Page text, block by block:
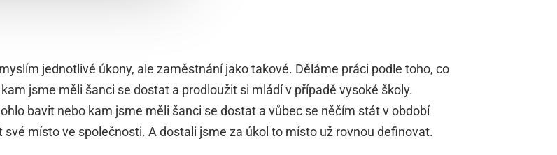
jednotlivé úkony, ale zaměstnání jako takové. Děláme práci podle toho, co
jsme měli šanci se dostat a prodloužit si mládí v případě vysoké školy.
bavit nebo kam jsme měli šanci se dostat a vůbec se něčím stát v období
místo ve společnosti. A dostali jsme za úkol to místo už rovnou definovat.